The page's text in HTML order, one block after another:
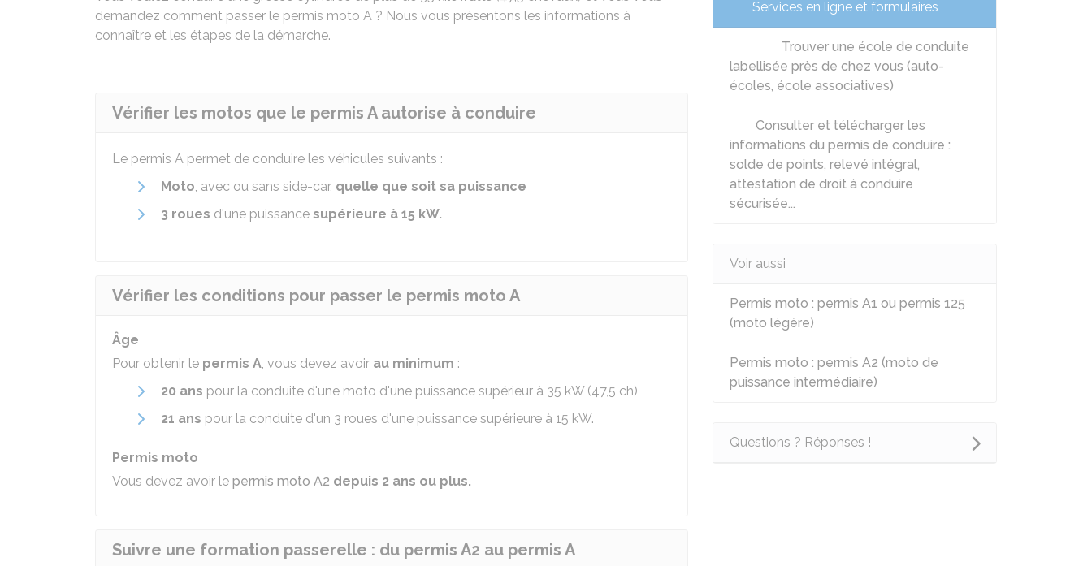
demandez comment passer le permis moto A ? Nous vous présentons les informations à
connaître et les étapes de la démarche.
Vérifier les motos que le permis A autorise à conduire
Le permis A permet de conduire les véhicules suivants :
Moto, avec ou sans side-car, quelle que soit sa puissance
3 roues d'une puissance supérieure à 15 kW.
Vérifier les conditions pour passer le permis moto A
Âge
Pour obtenir le permis A, vous devez avoir au minimum :
20 ans pour la conduite d'une moto d'une puissance supérieur à 35 kW(47,5 ch)
21 ans pour la conduite d'un 3 roues d'une puissance supérieure à 15 kW.
Permis moto
Vous devez avoir le permis moto A2 depuis 2 ans ou plus.
Suivre une formation passerelle : du permis A2 au permis A
Services en ligne et formulaires
Trouver une école de conduite
labellisée près de chez vous (auto-
écoles, école associatives)
Consulter et télécharger les
informations du permis de conduire :
solde de points, relevé intégral,
attestation de droit à conduire
sécurisée...
Voir aussi
Permis moto : permis A1 ou permis 125
(moto légère)
Permis moto : permis A2 (moto de
puissance intermédiaire)
Questions ? Réponses !